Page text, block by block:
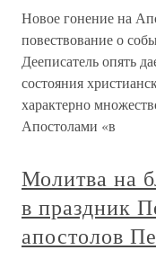
Новое гонение на
повествование о
Дееписатель опять
состояния
характерно
Апостолами «в
Молитва на
в праздник
апостолов